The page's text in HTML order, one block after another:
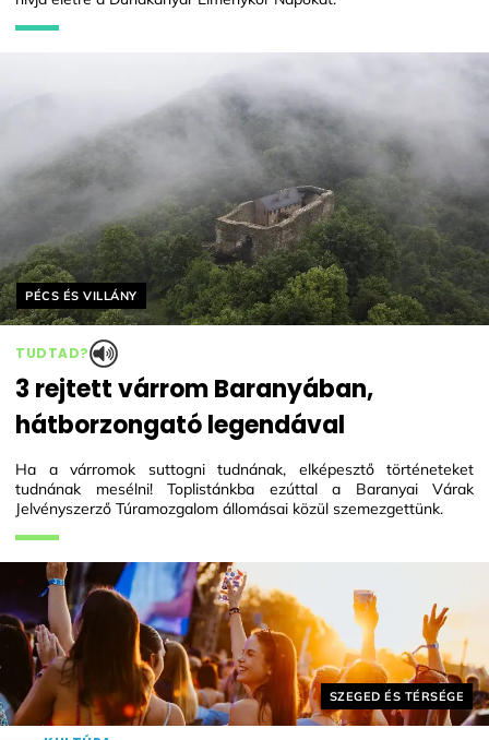
Helyszín címkék:
SZEGED ÉS TÉRSÉGE
Helyszín címkék:
PÉCS ÉS VILLÁNY
TUDTAD?
3 rejtett várrom Baranyában,
hátborzongató legendával
Ha a várromok suttogni tudnának, elképesztő történeteket
tudnának mesélni! Toplistánkba ezúttal a Baranyai Várak
Jelvényszerző Túramozgalom állomásai közül szemezgettünk.